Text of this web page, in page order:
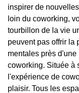
inspirer de
loin du coworking,
tourbillon de la vie
peuvent pas offrir la
mentales près
coworking. Située à
l'expérience de
plaisir. Tous les